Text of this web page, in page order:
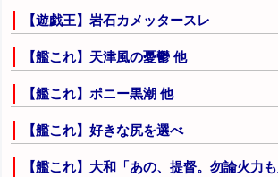
【遊戯王】岩石カメッタースレ
【艦これ】天津風の憂鬱 他
【艦これ】ポニー黒潮 他
【艦これ】好きな尻を選べ
【艦これ】大和「あの、提督。勿論火力